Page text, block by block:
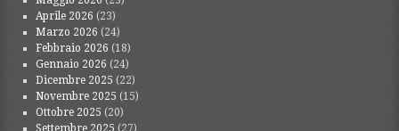
Aprile 2026 (23)
Marzo 2026 (24)
Febbraio 2026 (18)
Gennaio 2026 (24)
Dicembre 2025 (22)
Novembre 2025 (15)
Ottobre 2025 (20)
Settembre 2025 (27)